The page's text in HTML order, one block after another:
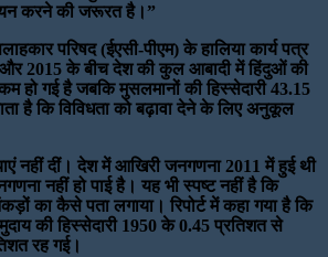
करने की जरूरत है।”
परिषद (ईएसी-पीएम) के हालिया कार्य पत्र
और 2015 के बीच देश की कुल आबादी में हिंदुओं की
हो गई है जबकि मुसलमानों की हिस्सेदारी 43.15
है कि विविधता को बढ़ावा देने के लिए अनुकूल
नहीं दीं। देश में आखिरी जनगणना 2011 में हुई थी
नहीं हो पाई है। यह भी स्पष्ट नहीं है कि
का कैसे पता लगाया। रिपोर्ट में कहा गया है कि
की हिस्सेदारी 1950 के 0.45 प्रतिशत से
रह गई।